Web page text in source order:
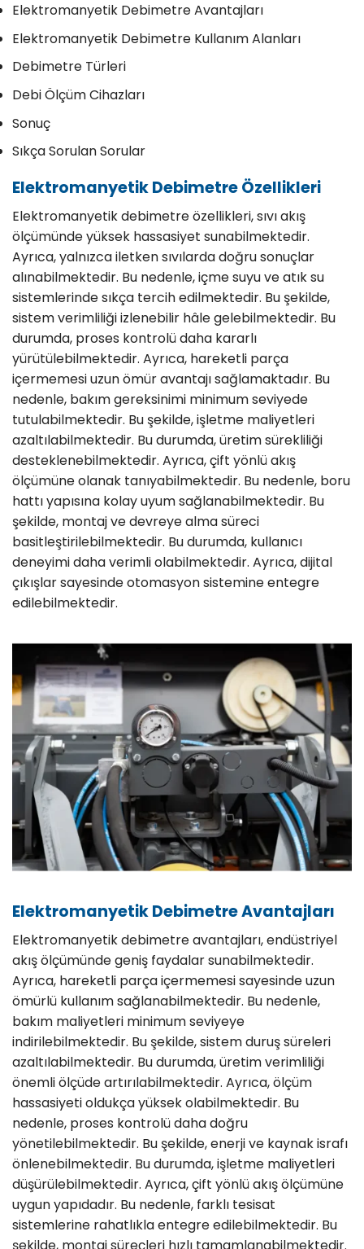
Elektromanyetik Debimetre Avantajları
Elektromanyetik Debimetre Kullanım Alanları
Debimetre Türleri
Debi Ölçüm Cihazları
Sonuç
Sıkça Sorulan Sorular
Elektromanyetik Debimetre Özellikleri
Elektromanyetik debimetre özellikleri, sıvı akış
ölçümünde yüksek hassasiyet sunabilmektedir.
Ayrıca, yalnızca iletken sıvılarda doğru sonuçlar
alınabilmektedir. Bu nedenle, içme suyu ve atık su
sistemlerinde sıkça tercih edilmektedir. Bu şekilde,
sistem verimliliği izlenebilir hâle gelebilmektedir. Bu
durumda, proses kontrolü daha kararlı
yürütülebilmektedir. Ayrıca, hareketli parça
içermemesi uzun ömür avantajı sağlamaktadır. Bu
nedenle, bakım gereksinimi minimum seviyede
tutulabilmektedir. Bu şekilde, işletme maliyetleri
azaltılabilmektedir. Bu durumda, üretim sürekliliği
desteklenebilmektedir. Ayrıca, çift yönlü akış
ölçümüne olanak tanıyabilmektedir. Bu nedenle, boru
hattı yapısına kolay uyum sağlanabilmektedir. Bu
şekilde, montaj ve devreye alma süreci
basitleştirilebilmektedir. Bu durumda, kullanıcı
deneyimi daha verimli olabilmektedir. Ayrıca, dijital
çıkışlar sayesinde otomasyon sistemine entegre
edilebilmektedir.
Elektromanyetik Debimetre Avantajları
Elektromanyetik debimetre avantajları, endüstriyel
akış ölçümünde geniş faydalar sunabilmektedir.
Ayrıca, hareketli parça içermemesi sayesinde uzun
ömürlü kullanım sağlanabilmektedir. Bu nedenle,
bakım maliyetleri minimum seviyeye
indirilebilmektedir. Bu şekilde, sistem duruş süreleri
azaltılabilmektedir. Bu durumda, üretim verimliliği
önemli ölçüde artırılabilmektedir. Ayrıca, ölçüm
hassasiyeti oldukça yüksek olabilmektedir. Bu
nedenle, proses kontrolü daha doğru
yönetilebilmektedir. Bu şekilde, enerji ve kaynak israfı
önlenebilmektedir. Bu durumda, işletme maliyetleri
düşürülebilmektedir. Ayrıca, çift yönlü akış ölçümüne
uygun yapıdadır. Bu nedenle, farklı tesisat
sistemlerine rahatlıkla entegre edilebilmektedir. Bu
şekilde, montaj süreçleri hızlı tamamlanabilmektedir.